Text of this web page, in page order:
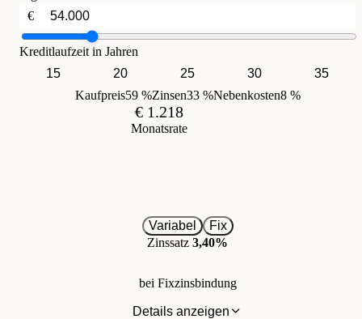
€
Kreditlaufzeit in Jahren
15
20 25 30
35
Kaufpreis59 %Zinsen33 %Nebenkosten8 %
€ 1.218
Monatsrate
Variabel
Fix
Zinssatz 3,40%
bei Fixzinsbindung
Details anzeigen